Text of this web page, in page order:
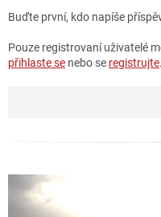
Buďte první, kdo napíše
Pouze registrovaní uživatelé
přihlaste se nebo se registrujte.